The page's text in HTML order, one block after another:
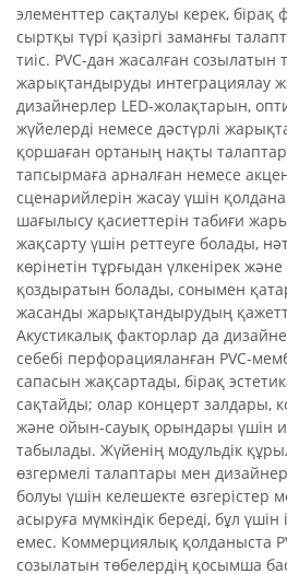
элементтер сақталуы керек,
сыртқы түрі қазіргі заманғы
тиіс. PVC-дан жасалған созылатын
жарықтандыруды интеграциялау
дизайнерлер LED-жолақтарын,
жүйелерді немесе дәстүрлі
қоршаған ортаның нақты
тапсырмаға арналған немесе
сценарийлерін жасау үшін
шағылысу қасиеттерін табиғи
жақсарту үшін реттеуге болады,
көрінетін тұрғыдан үлкенірек
қоздыратын болады, сонымен қатар
жасанды жарықтандырудың
Акустикалық факторлар да
себебі перфорацияланған PVC-
сапасын жақсартады, бірақ
сақтайды; олар концерт залдары,
және ойын-сауық орындары үшін
табылады. Жүйенің модульдік
өзгермелі талаптары мен
болуы үшін келешекте өзгерістер
асыруға мүмкіндік береді, бұл үшін
емес. Коммерциялық қолданыста
созылатын төбелердің қосымша